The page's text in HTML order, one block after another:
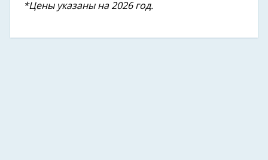
*Цены указаны на 2026 год.